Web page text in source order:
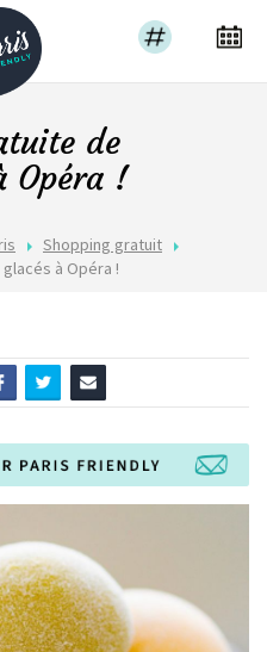
Shopping gratuit
à Opéra !
de
Opéra !